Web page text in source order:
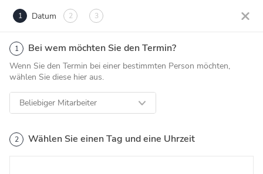
1 Datum 2 3
1 Bei wem möchten Sie den Termin?
Wenn Sie den Termin bei einer bestimmten Person möchten,
wählen Sie diese hier aus.
Beliebiger Mitarbeiter
2 Wählen Sie einen Tag und eine Uhrzeit